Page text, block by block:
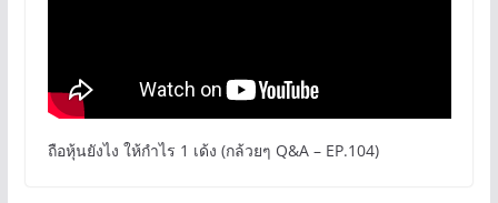
ถือหุ้นยังไง ให้กำไร 1 เด้ง (กล้วยๆ Q&A – EP.104)